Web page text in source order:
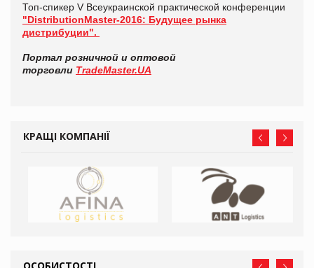
Топ-спикер V Всеукраинской практической конференции
"DistributionMaster-2016: Будущее рынка
дистрибуции".
Портал розничной и оптовой
торговли TradeMaster.UA
КРАЩІ КОМПАНІЇ
ОСОБИСТОСТІ